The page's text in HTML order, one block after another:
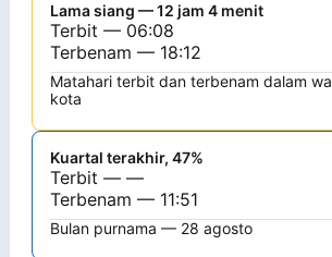
Lama siang — 12 jam 4 menit
Terbit — 06:08
Terbenam — 18:12
Matahari terbit dan terbenam dalam
kota
Kuartal terakhir, 47%
Terbit — —
Terbenam — 11:51
Bulan purnama — 28 agosto